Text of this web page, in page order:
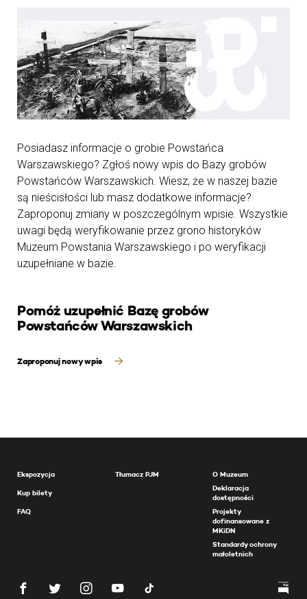
Posiadasz informacje o grobie Powstańca
Warszawskiego? Zgłoś nowy wpis do Bazy grobów
Powstańców Warszawskich. Wiesz, że w naszej bazie
są nieścisłości lub masz dodatkowe informacje?
Zaproponuj zmiany w poszczególnym wpisie. Wszystkie
uwagi będą weryfikowanie przez grono historyków
Muzeum Powstania Warszawskiego i po weryfikacji
uzupełniane w bazie.
Pomóż uzupełnić Bazę grobów
Powstańców Warszawskich
Zaproponuj nowy wpis
Ekspozycja
Kup bilety
FAQ
Tłumacz PJM
O Muzeum
Deklaracja
dostępności
Projekty
dofinansowane z
MKiDN
Standardy ochrony
małoletnich